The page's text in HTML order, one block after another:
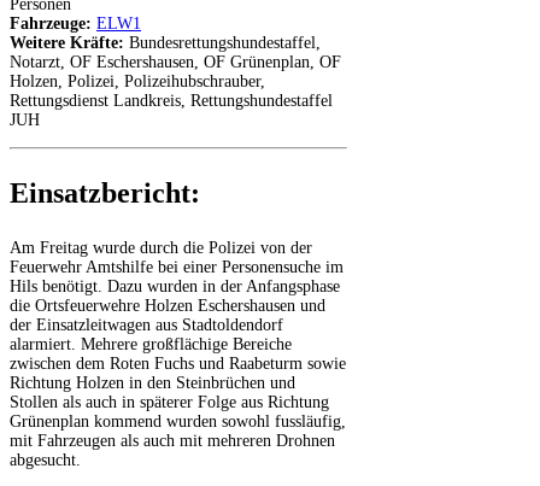
Personen
Fahrzeuge: ELW1
Weitere Kräfte: Bundesrettungshundestaffel,
Notarzt, OF Eschershausen, OF Grünenplan, OF
Holzen, Polizei, Polizeihubschrauber,
Rettungsdienst Landkreis, Rettungshundestaffel
JUH
Einsatzbericht:
Am Freitag wurde durch die Polizei von der
Feuerwehr Amtshilfe bei einer Personensuche im
Hils benötigt. Dazu wurden in der Anfangsphase
die Ortsfeuerwehre Holzen Eschershausen und
der Einsatzleitwagen aus Stadtoldendorf
alarmiert. Mehrere großflächige Bereiche
zwischen dem Roten Fuchs und Raabeturm sowie
Richtung Holzen in den Steinbrüchen und
Stollen als auch in späterer Folge aus Richtung
Grünenplan kommend wurden sowohl fussläufig,
mit Fahrzeugen als auch mit mehreren Drohnen
abgesucht.